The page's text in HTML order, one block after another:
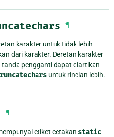
¶
karakter untuk tidak lebih
dari karakter. Deretan karakter
pengganti dapat diartikan
untuk rincian lebih.
¶
etiket cetakan static